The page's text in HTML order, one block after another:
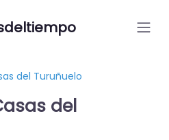
del Turuñuelo
del